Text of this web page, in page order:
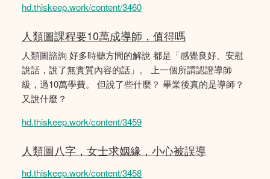
hd.thiskeep.work/content/3460
人類圖課程要10萬成導師，值得嗎
人類圖諮詢 好多時聽方間的解說 都是「感覺良好、安慰
說話，說了無實質內容的話」。 上一個所謂認證導師
級，過10萬學費。 但說了些什麼？ 畢業後真的是導師？
又說什麼？
hd.thiskeep.work/content/3459
人類圖八字，女士求姻緣，小心被誤導
hd.thiskeep.work/content/3458